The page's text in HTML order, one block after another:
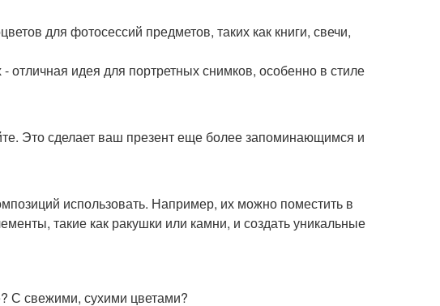
для фотосессий предметов, таких как книги, свечи,
отличная идея для портретных снимков, особенно в стиле
Это сделает ваш презент еще более запоминающимся и
использовать. Например, их можно поместить в
такие как ракушки или камни, и создать уникальные
С свежими, сухими цветами?